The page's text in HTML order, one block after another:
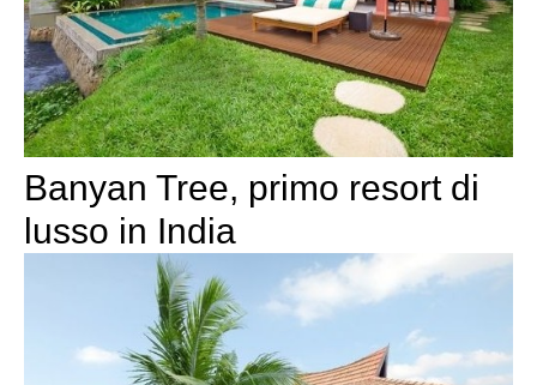
Banyan Tree, primo resort di
lusso in India